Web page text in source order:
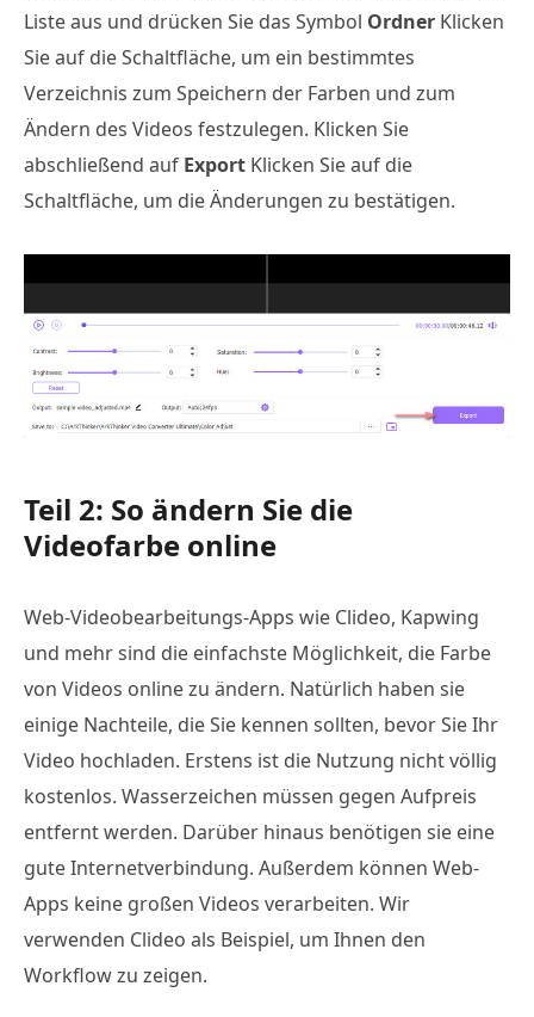
Liste aus und drücken Sie das Symbol Ordner Klicken
Sie auf die Schaltfläche, um ein bestimmtes
Verzeichnis zum Speichern der Farben und zum
Ändern des Videos festzulegen. Klicken Sie
abschließend auf Export Klicken Sie auf die
Schaltfläche, um die Änderungen zu bestätigen.
Teil 2: So ändern Sie die
Videofarbe online
Web-Videobearbeitungs-Apps wie Clideo, Kapwing
und mehr sind die einfachste Möglichkeit, die Farbe
von Videos online zu ändern. Natürlich haben sie
einige Nachteile, die Sie kennen sollten, bevor Sie Ihr
Video hochladen. Erstens ist die Nutzung nicht völlig
kostenlos. Wasserzeichen müssen gegen Aufpreis
entfernt werden. Darüber hinaus benötigen sie eine
gute Internetverbindung. Außerdem können Web-
Apps keine großen Videos verarbeiten. Wir
verwenden Clideo als Beispiel, um Ihnen den
Workflow zu zeigen.